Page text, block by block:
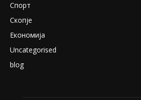
Спорт
Скопје
Економија
Uncategorised
blog